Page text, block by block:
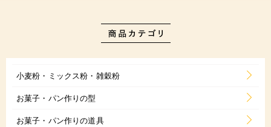
小麦粉・ミックス粉・雑穀粉
お菓子・パン作りの型
お菓子・パン作りの道具